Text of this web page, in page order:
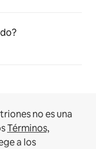
no es una
Términos,
a los